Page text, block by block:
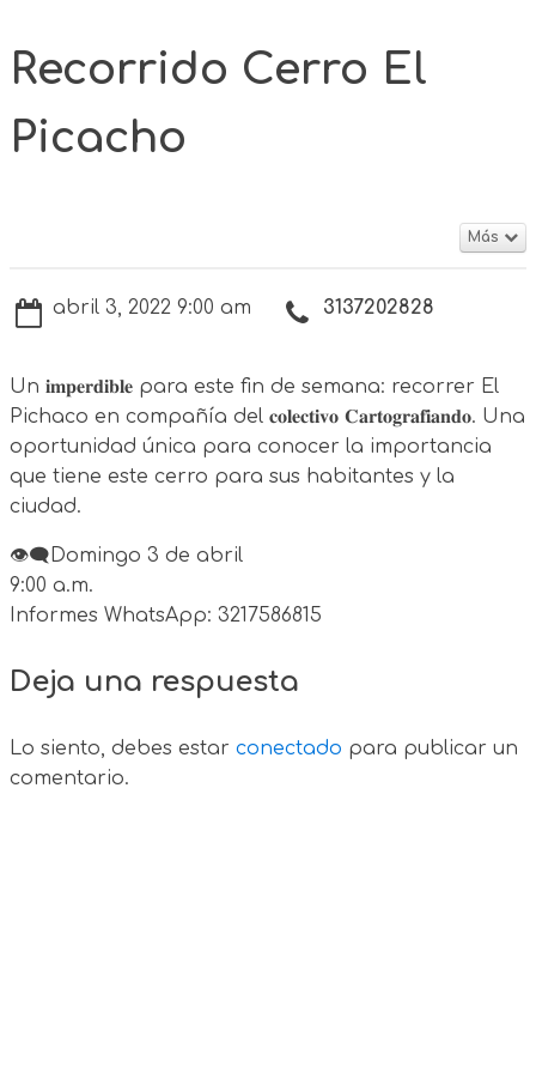
Recorrido Cerro El
Picacho
Más
abril 3, 2022 9:00 am 3137202828
Un 𝐢𝐦𝐩𝐞𝐫𝐝𝐢𝐛𝐥𝐞 para este fin de semana: recorrer El
Pichaco en compañía del 𝐜𝐨𝐥𝐞𝐜𝐭𝐢𝐯𝐨 𝐂𝐚𝐫𝐭𝐨𝐠𝐫𝐚𝐟𝐢𝐚𝐧𝐝𝐨. Una
oportunidad única para conocer la importancia
que tiene este cerro para sus habitantes y la
ciudad. ⁣
👁️‍🗨️Domingo 3 de abril⁣
9:00 a.m.
Informes WhatsApp: 3217586815
Deja una respuesta
Lo siento, debes estar conectado para publicar un
comentario.